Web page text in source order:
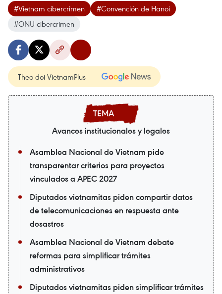
#Vietnam cibercrimen
#Convención de Hanoi
#ONU cibercrimen
Theo dõi VietnamPlus
Avances institucionales y legales
Asamblea Nacional de Vietnam pide
transparentar criterios para proyectos
vinculados a APEC 2027
Diputados vietnamitas piden compartir datos
de telecomunicaciones en respuesta ante
desastres
Asamblea Nacional de Vietnam debate
reformas para simplificar trámites
administrativos
Diputados vietnamitas piden simplificar trámites